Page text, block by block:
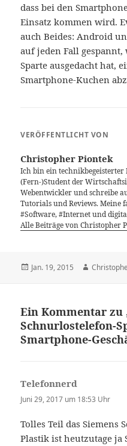
dass bei den
Einsatz kommen wird.
auch Beides: Android
auf jeden Fall gespannt,
Sparte ausgedacht hat,
Smartphone-Kuchen
VERÖFFENTLICHT VON
Christopher Piontek
Ich bin ein technikbegeisterter
(Fern-)Student der
Webentwickler und schreibe
Tutorials und Reviews. Meine
#Software, #Internet und
Alle Beiträge von Christopher
Veröffentlicht
Jan. 19, 2015 Autor
Ein Kommentar zu
Schnurlostelefon-
Smartphone-
Telefonnerd
Juni 29, 2017 um 18:53 Uhr
Tolles Teil das Siemens
Plastik ist heutzutage ja